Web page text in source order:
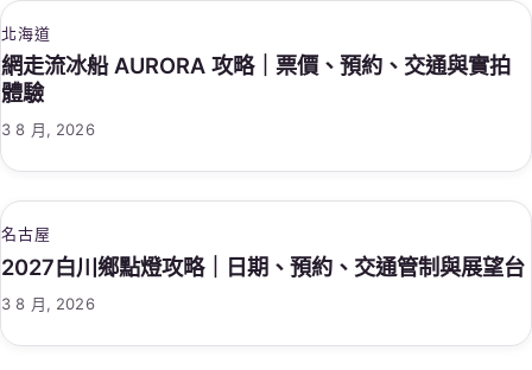
北海道
網走流冰船 AURORA 攻略｜票價、預約、交通與實拍
體驗
3 8 月, 2026
名古屋
2027白川鄉點燈攻略｜日期、預約、交通管制與展望台
3 8 月, 2026